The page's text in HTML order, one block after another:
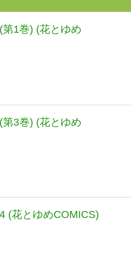
1巻) (花とゆめ
3巻) (花とゆめ
(花とゆめCOMICS)